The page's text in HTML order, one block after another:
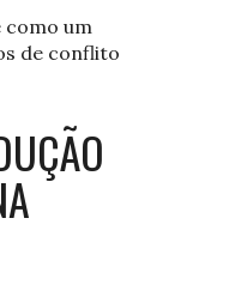
como um
de conflito